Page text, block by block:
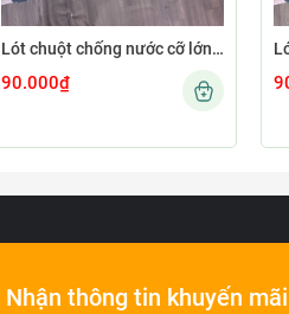
Lót chuột chống nước cỡ lớn 80x30cm dày 3mm ASTRO-03-80X30
90.000₫
Nhận thông tin khuyến